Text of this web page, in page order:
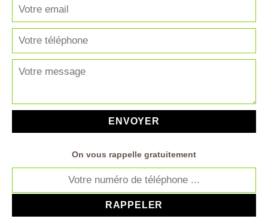
On vous rappelle gratuitement